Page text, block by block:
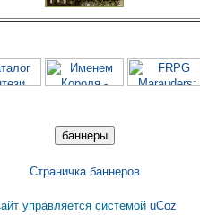
Страничка баннеров
управляется системой uCoz